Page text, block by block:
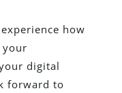
how
your
digital
forward to